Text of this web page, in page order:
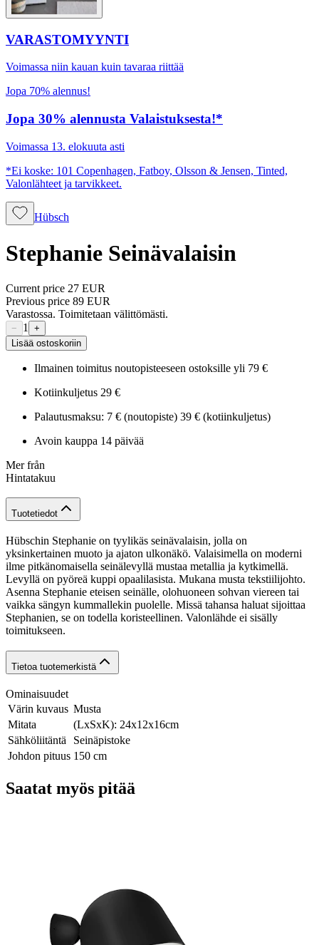
VARASTOMYYNTI
Voimassa niin kauan kuin tavaraa riittää
Jopa 70% alennus!
Jopa 30% alennusta Valaistuksesta!*
Voimassa 13. elokuuta asti
*Ei koske: 101 Copenhagen, Fatboy, Olsson & Jensen, Tinted,
Valonlähteet ja tarvikkeet.
Hübsch
Stephanie Seinävalaisin
Current price 27 EUR
Previous price 89 EUR
Varastossa. Toimitetaan välittömästi.
− 1
+
Lisää ostoskoriin
Ilmainen toimitus noutopisteeseen ostoksille yli 79 €
Kotiinkuljetus 29 €
Palautusmaksu: 7 € (noutopiste) 39 € (kotiinkuljetus)
Avoin kauppa 14 päivää
Mer från
Hintatakuu
Tuotetiedot
Hübschin Stephanie on tyylikäs seinävalaisin, jolla on
yksinkertainen muoto ja ajaton ulkonäkö. Valaisimella on moderni
ilme pitkänomaisella seinälevyllä mustaa metallia ja kytkimellä.
Levyllä on pyöreä kuppi opaalilasista. Mukana musta tekstiilijohto.
Asenna Stephanie eteisen seinälle, olohuoneen sohvan viereen tai
vaikka sängyn kummallekin puolelle. Missä tahansa haluat sijoittaa
Stephanien, se on todella koristeellinen. Valonlähde ei sisälly
toimitukseen.
Tietoa tuotemerkistä
Ominaisuudet
Värin kuvaus Musta
Mitata
(LxSxK): 24x12x16cm
Sähköliitäntä
Seinäpistoke
Johdon pituus 150 cm
Saatat myös pitää